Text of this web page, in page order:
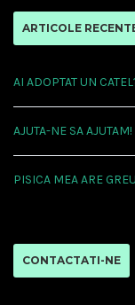
ARTICOLE
AI ADOPTAT UN
AJUTA-NE SA AJUTAM!
PISICA MEA ARE
CONTACTATI-NE